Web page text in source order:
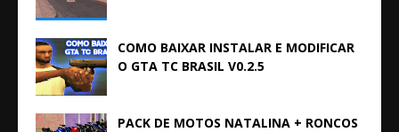
COMO BAIXAR INSTALAR E MODIFICAR
O GTA TC BRASIL V0.2.5
PACK DE MOTOS NATALINA + RONCOS